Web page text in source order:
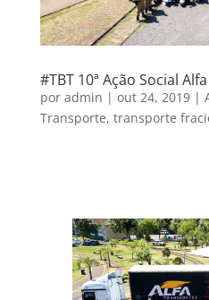
#TBT 10ª Ação Social
por admin | out 24, 2019|
Transporte, transporte